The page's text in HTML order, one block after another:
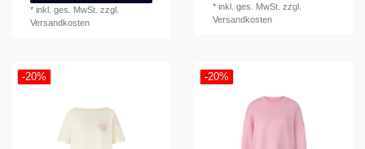
*inkl. ges. MwSt. zzgl.
Versandkosten
*inkl. ges. MwSt. zzgl.
Versandkosten
-20% -20%